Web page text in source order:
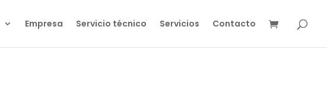
Empresa Servicio técnico Servicios Contacto